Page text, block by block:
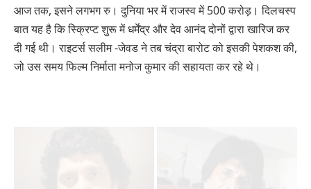
आज तक, इसने लगभग रु। दुनिया भर में राजस्व में 500 करोड़। दिलचस्प
बात यह है कि स्क्रिप्ट शुरू में धर्मेंद्र और देव आनंद दोनों द्वारा खारिज कर
दी गई थी। राइटर्स सलीम -जेवड ने तब चंद्रा बारोट को इसकी पेशकश की,
जो उस समय फिल्म निर्माता मनोज कुमार की सहायता कर रहे थे।